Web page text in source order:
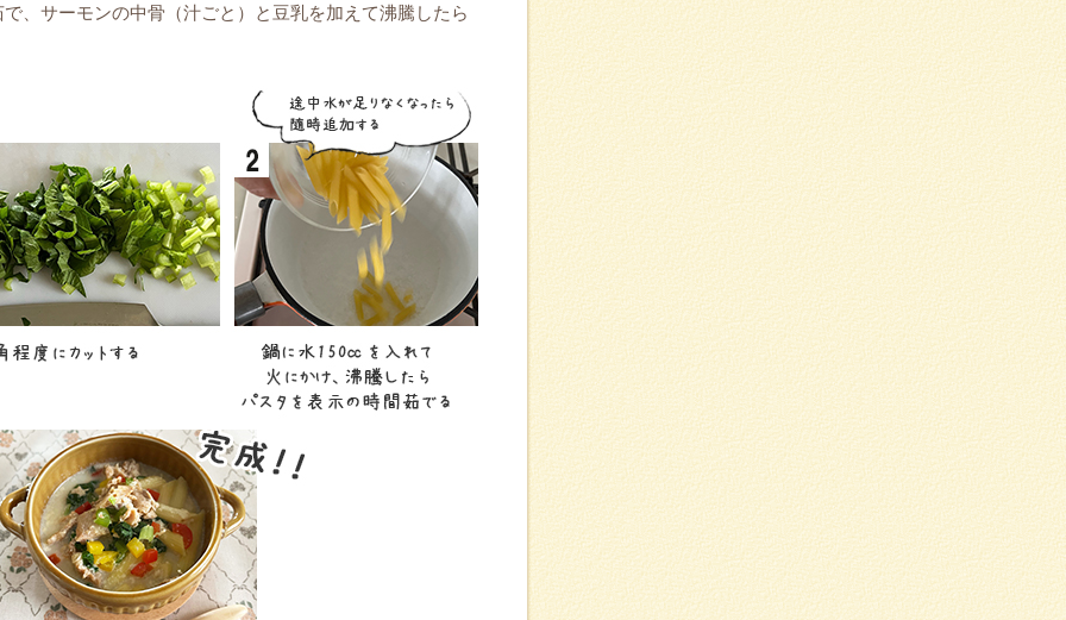
、サーモンの中骨（汁ごと）と豆乳を加えて沸騰したら